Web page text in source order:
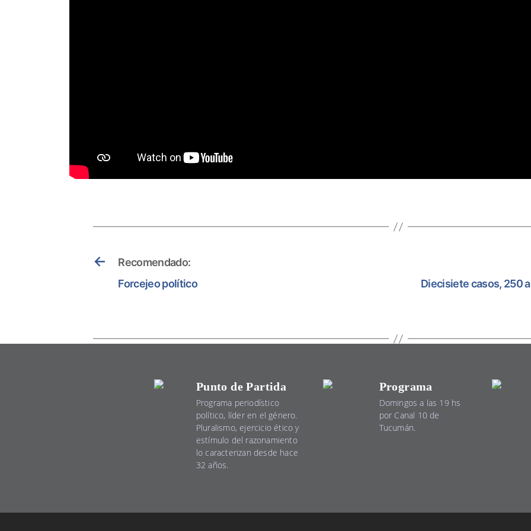
←
Recomendado:
Forcejeo político
Diecisiete casos, 250
Punto de Partida
Programa periodístico
político, líder en el género.
Pluralismo, ejercicio ético y
estímulo del razonamiento
lo caracterizan desde hace
32 años.
Programa
Domingos a las 19 hs
por Canal 10 de
Tucumán.